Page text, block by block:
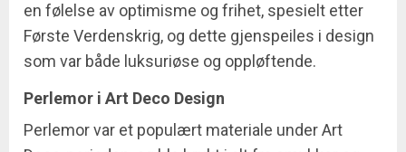
en følelse av optimisme og frihet, spesielt etter
Første Verdenskrig, og dette gjenspeiles i design
som var både luksuriøse og oppløftende.
Perlemor i Art Deco Design
Perlemor var et populært materiale under Art